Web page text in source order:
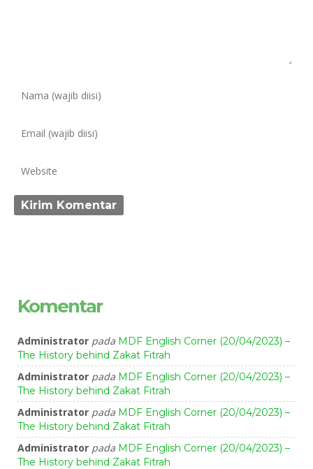
Komentar
Administrator pada MDF English Corner (20/04/2023) –
The History behind Zakat Fitrah
Administrator pada MDF English Corner (20/04/2023) –
The History behind Zakat Fitrah
Administrator pada MDF English Corner (20/04/2023) –
The History behind Zakat Fitrah
Administrator pada MDF English Corner (20/04/2023) –
The History behind Zakat Fitrah